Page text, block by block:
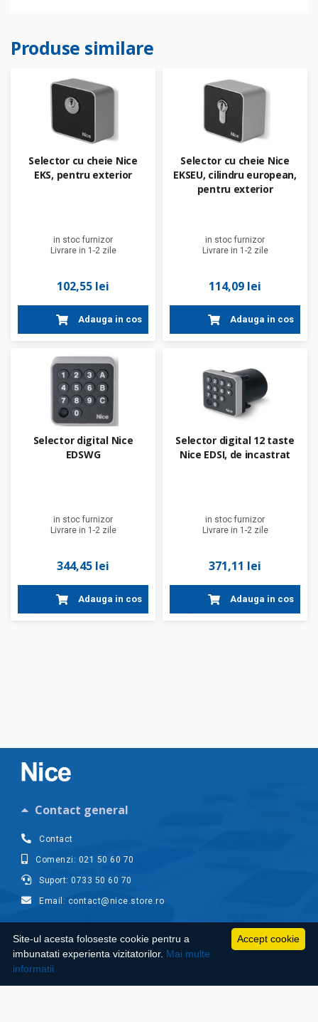
Produse similare
Selector cu cheie Nice
EKS, pentru exterior
in stoc furnizor
Livrare in 1-2 zile
102,55 lei
Adauga in cos
Selector cu cheie Nice
EKSEU, cilindru european,
pentru exterior
in stoc furnizor
Livrare in 1-2 zile
114,09 lei
Adauga in cos
Selector digital Nice
EDSWG
in stoc furnizor
Livrare in 1-2 zile
344,45 lei
Adauga in cos
Selector digital 12 taste
Nice EDSI, de incastrat
in stoc furnizor
Livrare in 1-2 zile
371,11 lei
Adauga in cos
Contact general
Contact
Comenzi: 021 50 60 70
Suport: 0733 50 60 70
Email: contact@nice.store.ro
Contul meu
Suport clienti
Accept cookie
Site-ul acesta foloseste cookie pentru a
imbunatati experienta vizitatorilor. Mai multe
informatii